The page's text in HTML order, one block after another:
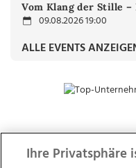
Vom Klang der Stille –
09.08.2026 19:00
ALLE EVENTS
ZUR
Ihre Privatsphäre